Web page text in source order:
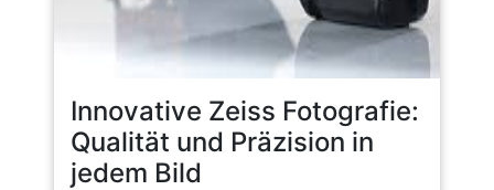
Innovative Zeiss Fotografie:
Qualität und Präzision in
jedem Bild